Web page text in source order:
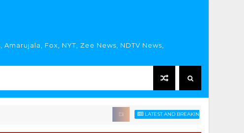
Fox, NYT, Zee News, NDTV News,
LATEST AND BREAKING HINDI NEWS